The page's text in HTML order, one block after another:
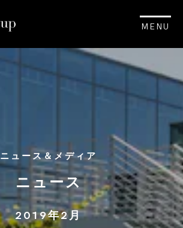
MENU
ニュース＆メディア
ニュース
2019年2月